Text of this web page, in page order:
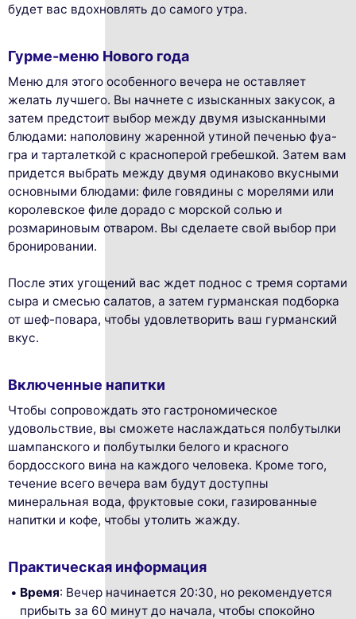
будет вас вдохновлять до самого утра.
Гурме-меню Нового года
Меню для этого особенного вечера не оставляет
желать лучшего. Вы начнете с изысканных закусок, а
затем предстоит выбор между двумя изысканными
блюдами: наполовину жаренной утиной печенью фуа-
гра и тарталеткой с красноперой гребешкой. Затем вам
придется выбрать между двумя одинаково вкусными
основными блюдами: филе говядины с морелями или
королевское филе дорадо с морской солью и
розмариновым отваром. Вы сделаете свой выбор при
бронировании.
После этих угощений вас ждет поднос с тремя сортами
сыра и смесью салатов, а затем гурманская подборка
от шеф-повара, чтобы удовлетворить ваш гурманский
вкус.
Включенные напитки
Чтобы сопровождать это гастрономическое
удовольствие, вы сможете наслаждаться полбутылки
шампанского и полбутылки белого и красного
бордосского вина на каждого человека. Кроме того,
течение всего вечера вам будут доступны
минеральная вода, фруктовые соки, газированные
напитки и кофе, чтобы утолить жажду.
Практическая информация
Время: Вечер начинается 20:30, но рекомендуется
прибыть за 60 минут до начала, чтобы спокойно